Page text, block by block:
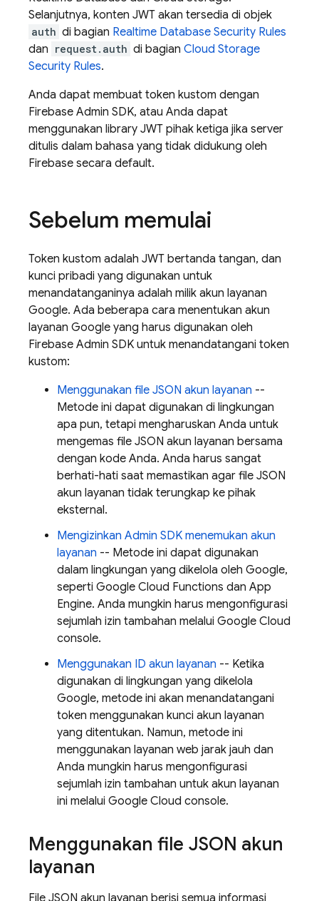
Selanjutnya, konten JWT akan tersedia di objek
auth di bagian Realtime Database Security Rules
dan request.auth di bagian Cloud Storage
Security Rules.
Anda dapat membuat token kustom dengan
Firebase Admin SDK, atau Anda dapat
menggunakan library JWT pihak ketiga jika server
ditulis dalam bahasa yang tidak didukung oleh
Firebase secara default.
Sebelum memulai
Token kustom adalah JWT bertanda tangan, dan
kunci pribadi yang digunakan untuk
menandatanganinya adalah milik akun layanan
Google. Ada beberapa cara menentukan akun
layanan Google yang harus digunakan oleh
Firebase Admin SDK untuk menandatangani token
kustom:
Menggunakan file JSON akun layanan --
Metode ini dapat digunakan di lingkungan
apa pun, tetapi mengharuskan Anda untuk
mengemas file JSON akun layanan bersama
dengan kode Anda. Anda harus sangat
berhati-hati saat memastikan agar file JSON
akun layanan tidak terungkap ke pihak
eksternal.
Mengizinkan Admin SDK menemukan akun
layanan -- Metode ini dapat digunakan
dalam lingkungan yang dikelola oleh Google,
seperti Google Cloud Functions dan App
Engine. Anda mungkin harus mengonfigurasi
sejumlah izin tambahan melalui Google Cloud
console.
Menggunakan ID akun layanan -- Ketika
digunakan di lingkungan yang dikelola
Google, metode ini akan menandatangani
token menggunakan kunci akun layanan
yang ditentukan. Namun, metode ini
menggunakan layanan web jarak jauh dan
Anda mungkin harus mengonfigurasi
sejumlah izin tambahan untuk akun layanan
ini melalui Google Cloud console.
Menggunakan file JSON akun
layanan
File JSON akun layanan berisi semua informasi